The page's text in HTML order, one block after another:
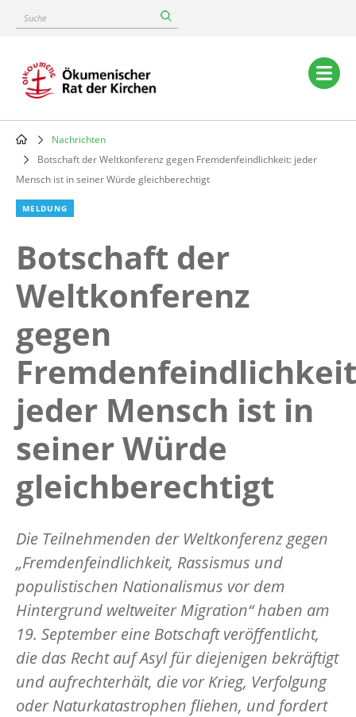
content
Suche
Main
navigation
Breadcrumb
Nachrichten
Botschaft der Weltkonferenz gegen Fremdenfeindlichkeit: jeder
Mensch ist in seiner Würde gleichberechtigt
MELDUNG
Botschaft der
Weltkonferenz
gegen
jeder Mensch ist in
seiner Würde
gleichberechtigt
Die Teilnehmenden der Weltkonferenz gegen
„Fremdenfeindlichkeit, Rassismus und
populistischen Nationalismus vor dem
Hintergrund weltweiter Migration“ haben am
19. September eine Botschaft veröffentlicht,
die das Recht auf Asyl für diejenigen bekräftigt
und aufrechterhält, die vor Krieg, Verfolgung
oder Naturkatastrophen fliehen, und fordert